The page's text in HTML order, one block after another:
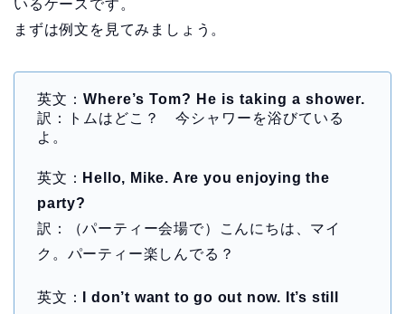
いるケースです。
まずは例文を見てみましょう。
英文： Where’s Tom? He is taking a shower.
訳：トムはどこ？ 今シャワーを浴びている
よ。
英文： Hello, Mike. Are you enjoying the
party?
訳：（パーティー会場で）こんにちは、マイ
ク。パーティー楽しんでる？
英文：
I don’t want to go out now. It’s still